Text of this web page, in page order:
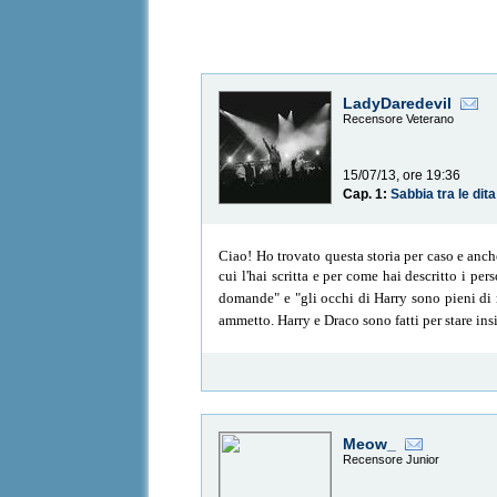
LadyDaredevil
Recensore Veterano
15/07/13, ore 19:36
Cap. 1:Sabbia tra le dita
Ciao! Ho trovato questa storia per caso e
cui l'hai scritta e per come hai descritto i
domande" e "gli occhi di Harry sono pieni di
ammetto. Harry e Draco sono fatti per stare
Meow_
Recensore Junior